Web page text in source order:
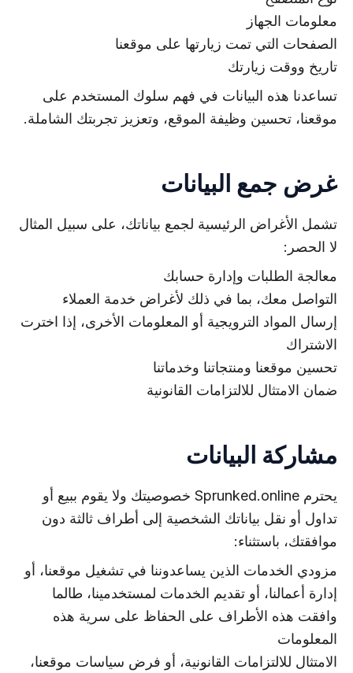
معلومات الجهاز
الصفحات التي تمت زيارتها على موقعنا
تاريخ ووقت زيارتك
تساعدنا هذه البيانات في فهم سلوك المستخدم على
موقعنا، تحسين وظيفة الموقع، وتعزيز تجربتك الشاملة.
غرض جمع البيانات
تشمل الأغراض الرئيسية لجمع بياناتك، على سبيل المثال
لا الحصر:
معالجة الطلبات وإدارة حسابك
التواصل معك، بما في ذلك لأغراض خدمة العملاء
إرسال المواد الترويجية أو المعلومات الأخرى، إذا اخترت
الاشتراك
تحسين موقعنا ومنتجاتنا وخدماتنا
ضمان الامتثال للالتزامات القانونية
مشاركة البيانات
يحترم Sprunked.online خصوصيتك ولا يقوم ببيع أو
تداول أو نقل بياناتك الشخصية إلى أطراف ثالثة دون
موافقتك، باستثناء:
مزودي الخدمات الذين يساعدوننا في تشغيل موقعنا، أو
إدارة أعمالنا، أو تقديم الخدمات لمستخدمينا، طالما
وافقت هذه الأطراف على الحفاظ على سرية هذه
المعلومات
الامتثال للالتزامات القانونية، أو فرض سياسات موقعنا،